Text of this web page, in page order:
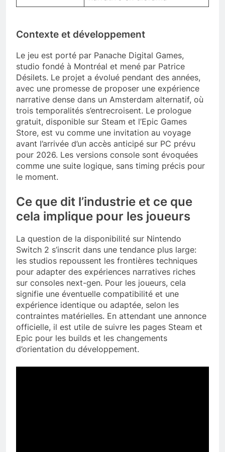
Contexte et développement
Le jeu est porté par Panache Digital Games,
studio fondé à Montréal et mené par Patrice
Désilets. Le projet a évolué pendant des années,
avec une promesse de proposer une expérience
narrative dense dans un Amsterdam alternatif, où
trois temporalités s’entrecroisent. Le prologue
gratuit, disponible sur Steam et l’Epic Games
Store, est vu comme une invitation au voyage
avant l’arrivée d’un accès anticipé sur PC prévu
pour 2026. Les versions console sont évoquées
comme une suite logique, sans timing précis pour
le moment.
Ce que dit l’industrie et ce que
cela implique pour les joueurs
La question de la disponibilité sur Nintendo
Switch 2 s’inscrit dans une tendance plus large:
les studios repoussent les frontières techniques
pour adapter des expériences narratives riches
sur consoles next-gen. Pour les joueurs, cela
signifie une éventuelle compatibilité et une
expérience identique ou adaptée, selon les
contraintes matérielles. En attendant une annonce
officielle, il est utile de suivre les pages Steam et
Epic pour les builds et les changements
d’orientation du développement.